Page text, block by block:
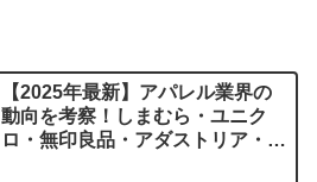
【2025年最新】アパレル業界の
動向を考察！しまむら・ユニク
ロ・無印良品・アダストリア・ニ